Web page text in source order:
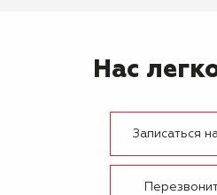
Нас
Записаться